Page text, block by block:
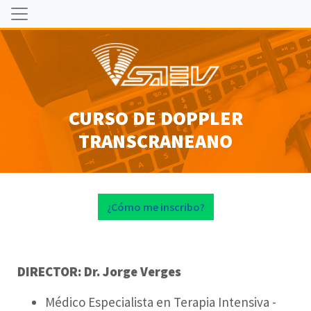
CURSO DE DOPPLER
TRANSCRANEANO
¿Cómo me inscribo?
DIRECTOR: Dr. Jorge Verges
Médico Especialista en Terapia Intensiva -